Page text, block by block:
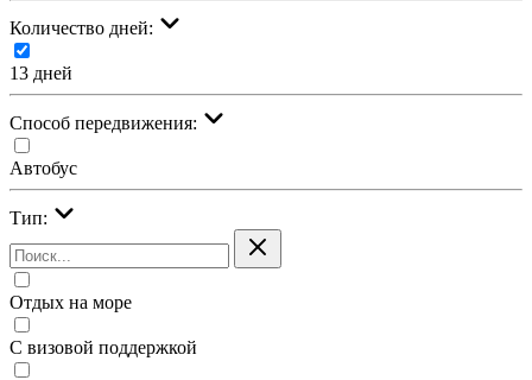
Количество дней:
13 дней
Cпособ передвижения:
Автобус
Тип:
Отдых на море
С визовой поддержкой